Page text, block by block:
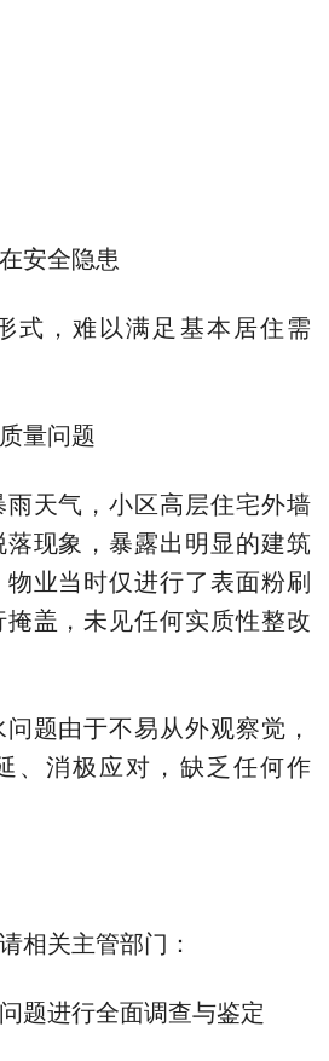
安全隐患
式，难以满足基本居住需
量问题
天气，小区高层住宅外墙
现象，暴露出明显的建筑
业当时仅进行了表面粉刷
盖，未见任何实质性整改
题由于不易从外观察觉，
、消极应对，缺乏任何作
相关主管部门：
题进行全面调查与鉴定